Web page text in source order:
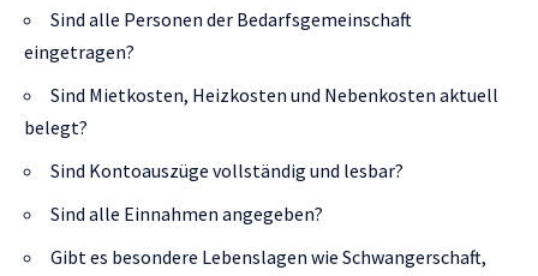
Sind alle Personen der Bedarfsgemeinschaft
eingetragen?
Sind Mietkosten, Heizkosten und Nebenkosten aktuell
belegt?
Sind Kontoauszüge vollständig und lesbar?
Sind alle Einnahmen angegeben?
Gibt es besondere Lebenslagen wie Schwangerschaft,